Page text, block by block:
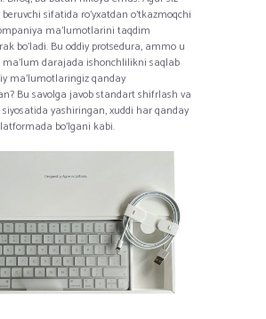
beruvchi sifatida ro’yxatdan o’tkazmoqchi
ma’lumotlarini taqdim
bo’ladi. Bu oddiy protsedura, ammo u
darajada ishonchlilikni saqlab
ma’lumotlaringiz qanday
Bu savolga javob standart shifrlash va
yashiringan, xuddi har qanday
bo’lgani kabi.